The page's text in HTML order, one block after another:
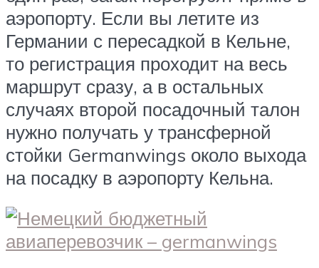
аэропорту. Если вы летите из
Германии с пересадкой в Кельне,
то регистрация проходит на весь
маршрут сразу, а в остальных
случаях второй посадочный талон
нужно получать у трансферной
стойки Germanwings около выхода
на посадку в аэропорту Кельна.